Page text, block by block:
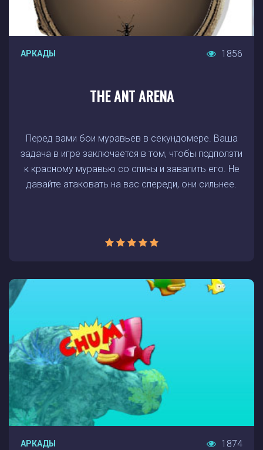
АРКАДЫ 1856
THE ANT ARENA
Перед вами бои муравьев в секундомере. Ваша
задача в игре заключается в том, чтобы подползти
к красному муравью со спины и завалить его. Не
давайте атаковать на вас спереди, они сильнее.
АРКАДЫ 1874